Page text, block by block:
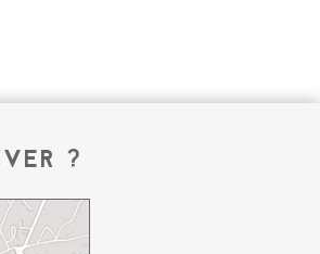
?